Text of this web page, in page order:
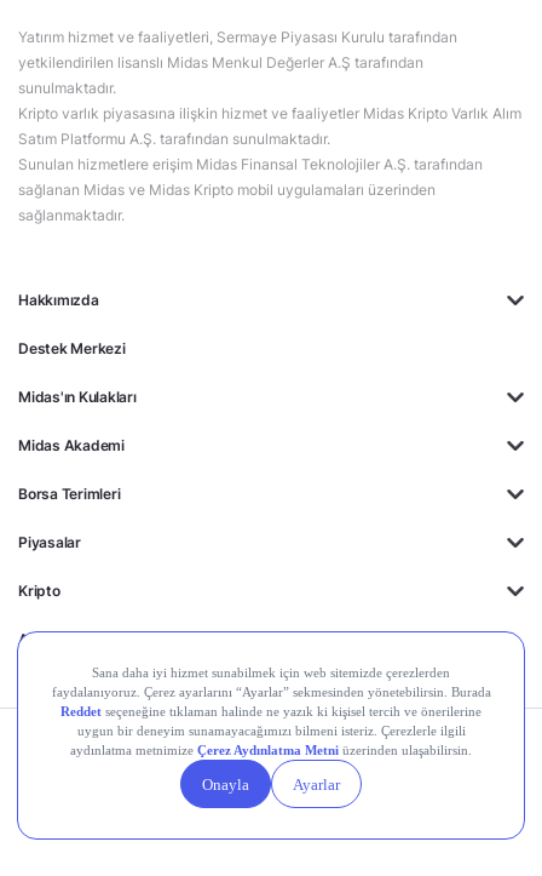
Hakkımızda
Destek Merkezi
Midas'ın Kulakları
Midas Akademi
Borsa Terimleri
Piyasalar
Kripto
Ayrıcalıklar
Yatırım hizmet ve faaliyetleri, Sermaye Piyasası Kurulu tarafından
yetkilendirilen lisanslı Midas Menkul Değerler A.Ş tarafından
sunulmaktadır.
Kripto varlık piyasasına ilişkin hizmet ve faaliyetler Midas Kripto Varlık Alım
Satım Platformu A.Ş. tarafından sunulmaktadır.
Sunulan hizmetlere erişim Midas Finansal Teknolojiler A.Ş. tarafından
sağlanan Midas ve Midas Kripto mobil uygulamaları üzerinden
sağlanmaktadır.
Kişisel Verilerin
Gizlilik
Yasal
Duyurular
Çerez